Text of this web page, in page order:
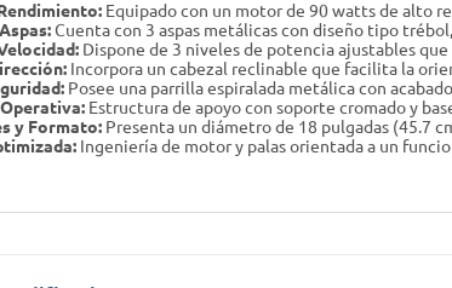
Equipado con un motor de 90 watts de alto
Cuenta con 3 aspas metálicas con diseño tipo
Dispone de 3 niveles de potencia ajustables
Incorpora un cabezal reclinable que facilita la
Posee una parrilla espiralada metálica con
Estructura de apoyo con soporte cromado y
y Formato: Presenta un diámetro de 18 pulgadas (45.7
Ingeniería de motor y palas orientada a un